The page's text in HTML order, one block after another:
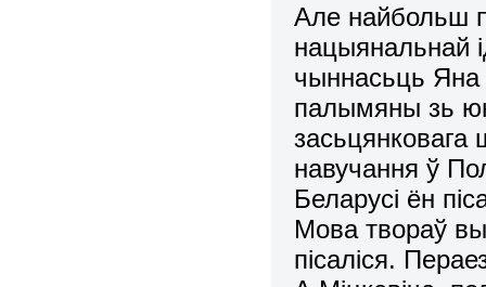
Але найбольш
нацыянальнай
чыннасьць Яна
палымяны зь
навучання ў
Беларусі ён
Мова твораў
пісаліся.